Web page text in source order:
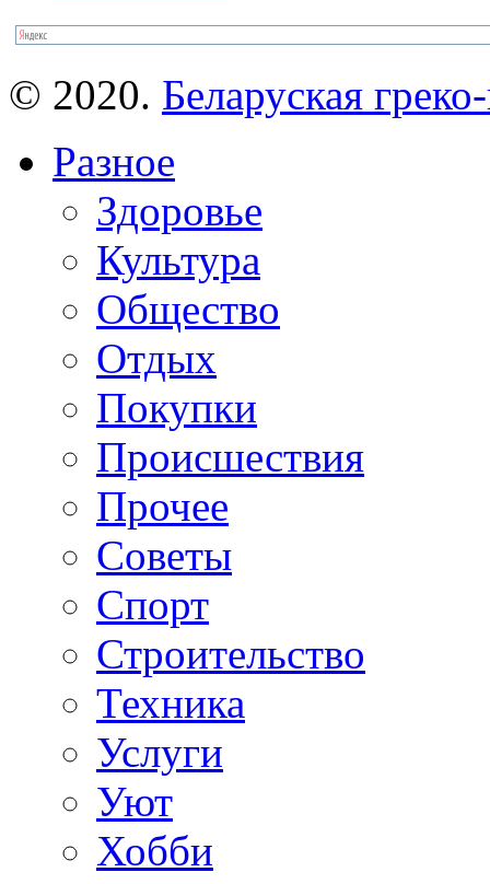
© 2020. Беларуская
Разное
Здоровье
Культура
Общество
Отдых
Покупки
Происшествия
Прочее
Советы
Спорт
Строительство
Техника
Услуги
Уют
Хобби